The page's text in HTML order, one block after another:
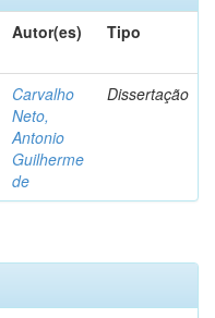
Autor(es) Tipo
Carvalho
Neto,
Antonio
Guilherme
de
Dissertação